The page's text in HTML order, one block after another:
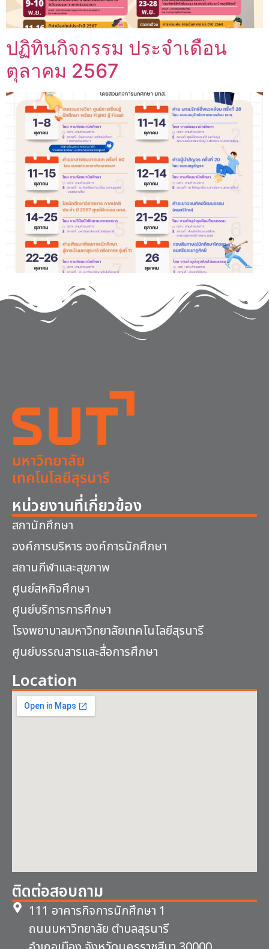
ปฏิทินกิจกรรม ประจำเดือน
ตุลาคม 2567
หน่วยงานที่เกี่ยวข้อง
สภานักศึกษา
องค์การบริหาร องค์การนักศึกษา
สถานกีฬาและสุขภาพ
ศูนย์สหกิจศึกษา
ศูนย์บริการการศึกษา
โรงพยาบาลมหาวิทยาลัยเทคโนโลยีสุรนารี
ศูนย์บรรณสารและสื่อการศึกษา
Location
ติดต่อสอบถาม
111 อาคารกิจการนักศึกษา 1
ถนนมหาวิทยาลัย ตำบลสุรนารี